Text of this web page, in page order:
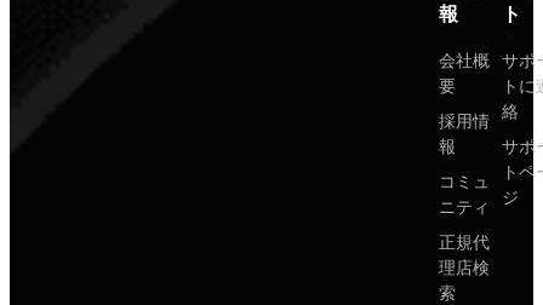
報
会社概
要
採用情
報
コミュ
ニティ
正規代
理店検
索
ト
サポ
トに
絡
サポ
トペ
ジ